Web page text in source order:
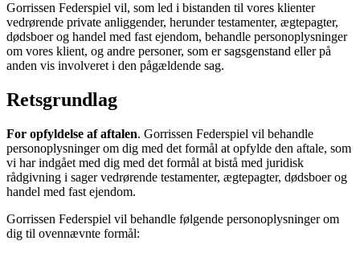
Gorrissen Federspiel vil, som led i bistanden til vores klienter
vedrørende private anliggender, herunder testamenter, ægtepagter,
dødsboer og handel med fast ejendom, behandle personoplysninger
om vores klient, og andre personer, som er sagsgenstand eller på
anden vis involveret i den pågældende sag.
Retsgrundlag
For opfyldelse af aftalen. Gorrissen Federspiel vil behandle
personoplysninger om dig med det formål at opfylde den aftale, som
vi har indgået med dig med det formål at bistå med juridisk
rådgivning i sager vedrørende testamenter, ægtepagter, dødsboer og
handel med fast ejendom.
Gorrissen Federspiel vil behandle følgende personoplysninger om
dig til ovennævnte formål: